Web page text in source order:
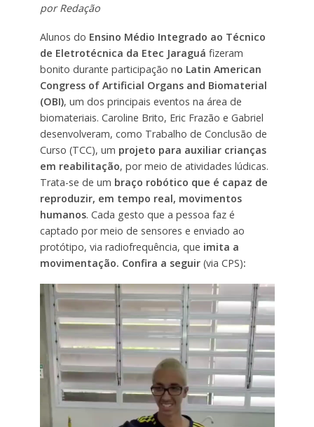
por Redação
Alunos do Ensino Médio Integrado ao Técnico
de Eletrotécnica da Etec Jaraguá fizeram
bonito durante participação no Latin American
Congress of Artificial Organs and Biomaterial
(OBI), um dos principais eventos na área de
biomateriais. Caroline Brito, Eric Frazão e Gabriel
desenvolveram, como Trabalho de Conclusão de
Curso (TCC), um projeto para auxiliar crianças
em reabilitação, por meio de atividades lúdicas.
Trata-se de um braço robótico que é capaz de
reproduzir, em tempo real, movimentos
humanos. Cada gesto que a pessoa faz é
captado por meio de sensores e enviado ao
protótipo, via radiofrequência, que imita a
movimentação. Confira a seguir (via CPS):
Tocador
vídeo